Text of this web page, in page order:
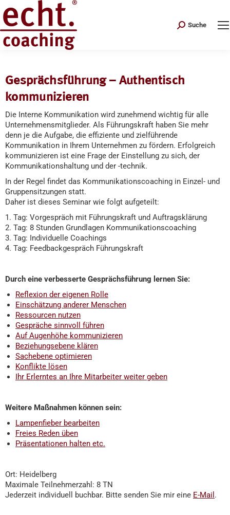
Search:
Suche
Gesprächsführung – Authentisch
kommunizieren
Die Interne Kommunikation wird zunehmend wichtig für alle
Unternehmensmitglieder. Als Führungskraft haben Sie mehr
denn je die Aufgabe, die effiziente und zielführende
Kommunikation in Ihrem Unternehmen zu fördern. Erfolgreich
kommunizieren ist eine Frage der Einstellung zu sich, der
Kommunikationshaltung und der -technik.
In der Regel findet das Kommunikationscoaching in Einzel- und
Gruppensitzungen statt.
Daher ist dieses Seminar wie folgt aufgeteilt:
1. Tag: Vorgespräch mit Führungskraft und Auftragsklärung
2. Tag: 8 Stunden Grundlagen Kommunikationscoaching
3. Tag: Individuelle Coachings
4. Tag: Feedbackgespräch Führungskraft
Durch eine verbesserte Gesprächsführung lernen Sie:
Reflexion der eigenen Rolle
Einschätzung anderer Menschen
Ressourcen nutzen
Gespräche sinnvoll führen
Auf Augenhöhe kommunizieren
Beziehungsebene klären
Sachebene optimieren
Konflikte lösen
Ihr Erlerntes an Ihre Mitarbeiter weiter geben
Weitere Maßnahmen können sein:
Lampenfieber bearbeiten
Freies Reden üben
Präsentationen halten etc.
Ort: Heidelberg
Maximale Teilnehmerzahl: 8 TN
Jederzeit individuell buchbar. Bitte senden Sie mir eine E-Mail .